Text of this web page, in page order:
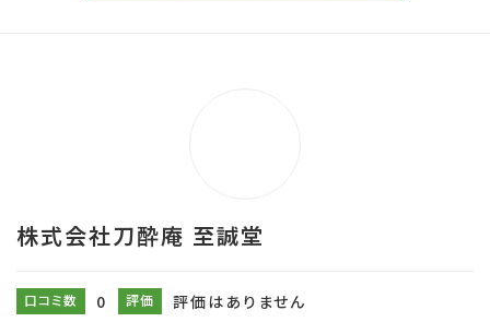
株式会社刀酔庵 至誠堂
口コミ数 0 評価 評価はありません